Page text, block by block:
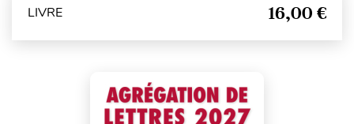
LIVRE 16,00 €